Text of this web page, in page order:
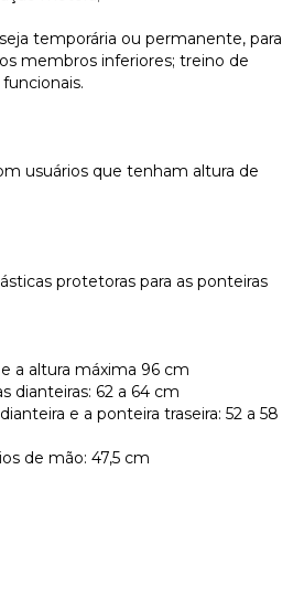
temporária ou permanente, para
membros inferiores; treino de
usuários que tenham altura de
protetoras para as ponteiras
a altura máxima 96 cm
dianteiras: 62 a 64 cm
e a ponteira traseira: 52 a 58
de mão: 47,5 cm